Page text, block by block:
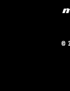
©